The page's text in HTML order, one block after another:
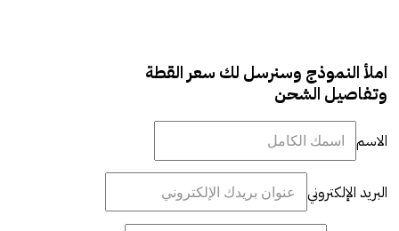
املأ النموذج وسنرسل لك سعر القطة
وتفاصيل الشحن
الاسم
البريد الإلكتروني